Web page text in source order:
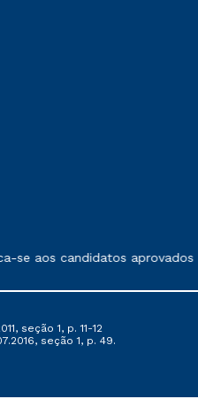
de serviços
candidatos aprovados
seção 1, p. 11-12
seção 1, p. 49.